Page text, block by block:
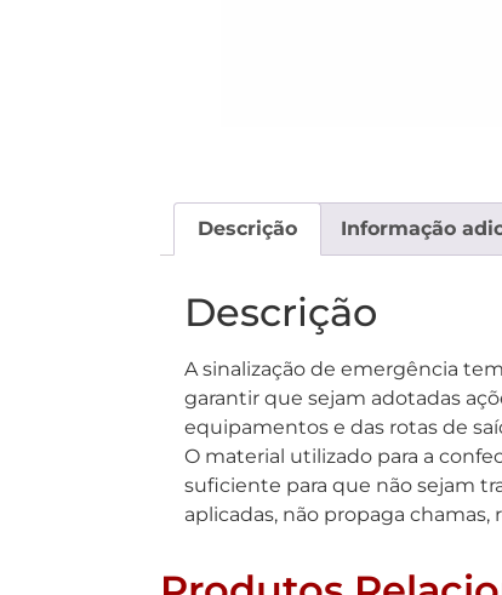
Descrição Informação
Descrição
A sinalização de emergência
garantir que sejam adotadas
equipamentos e das rotas de
O material utilizado para a
suficiente para que não sejam
aplicadas, não propaga